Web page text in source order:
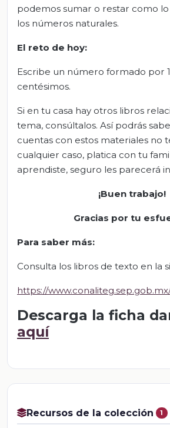
podemos sumar o restar como
los números naturales.
El reto de hoy:
Escribe un número formado por
centésimos.
Si en tu casa hay otros libros
tema, consúltalos. Así podrás
cuentas con estos materiales no
cualquier caso, platica con tu
aprendiste, seguro les parecerá
¡Buen trabajo!
Gracias por tu
Para saber más:
Consulta los libros de texto en la
https://
Descarga la ficha
aquí
Recursos de la colección 1